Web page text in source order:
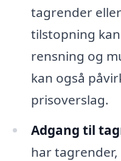
tagrender
tilstopning
rensning og
kan også
prisoverslag.
Adgang til
har